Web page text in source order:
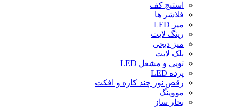
استیج کف
فلاشر ها
میز LED
رینگ لایت
میز دیجی
بلک لایت
توپی و مشعل LED
پرده LED
رقص نور چند کاره و افکت
مووینگ
بخار ساز